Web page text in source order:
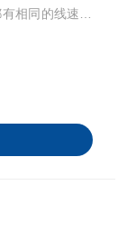
相同的线速度
标准，适合食